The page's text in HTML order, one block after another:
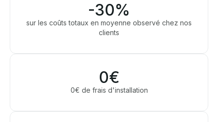
-30%
sur les coûts totaux en moyenne observé chez nos
clients
0€
0€ de frais d'installation